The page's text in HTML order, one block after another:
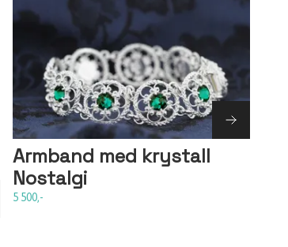
Armband med krystall
Nostalgi
5 500,-